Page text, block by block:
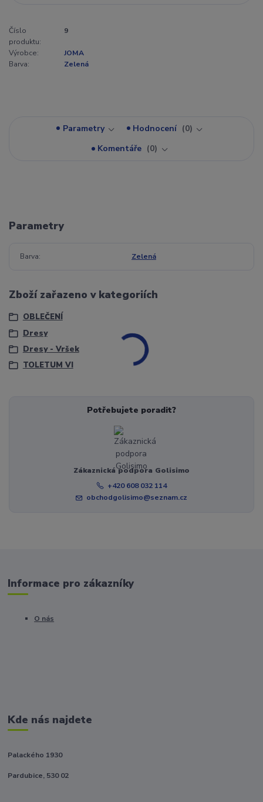
Číslo
produktu:
9
Výrobce:
JOMA
Barva:
Zelená
Parametry Hodnocení
0
Komentáře
0
Parametry
Barva Zelená
Zboží zařazeno v kategoriích
OBLEČENÍ
Dresy
Dresy - Vršek
TOLETUM VI
Potřebujete poradit?
Zákaznická podpora Golisimo
+420 608 032 114
obchodgolisimo@seznam.cz
Informace pro zákazníky
O nás
Kde nás najdete
Palackého 1930
Pardubice, 530 02